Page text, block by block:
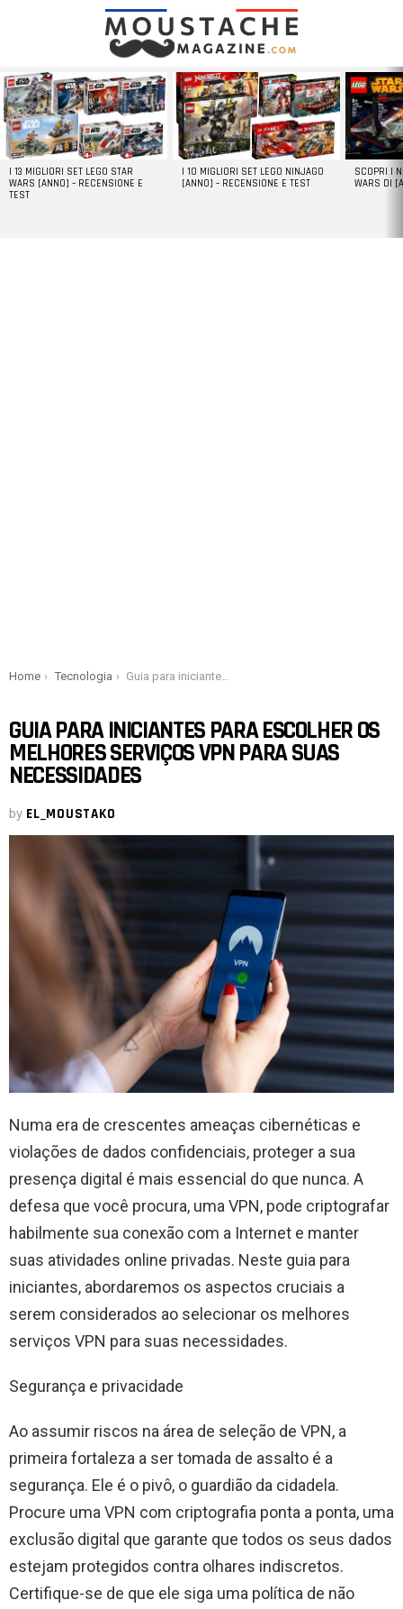
LATEST
STORIES
I 13 MIGLIORI SET LEGO STAR
WARS [ANNO] – RECENSIONE E
TEST
I 10 MIGLIORI SET LEGO NINJAGO
[ANNO] – RECENSIONE E TEST
SCOPRI I
WARS DI
You are here:
Home Tecnologia Guia para iniciantes para escolher os melhores serviços VPN para suas necessidades
GUIA PARA INICIANTES PARA ESCOLHER OS
MELHORES SERVIÇOS VPN PARA SUAS
NECESSIDADES
by EL_MOUSTAKO
Numa era de crescentes ameaças cibernéticas e
violações de dados confidenciais, proteger a sua
presença digital é mais essencial do que nunca. A
defesa que você procura, uma VPN, pode criptografar
habilmente sua conexão com a Internet e manter
suas atividades online privadas. Neste guia para
iniciantes, abordaremos os aspectos cruciais a
serem considerados ao selecionar os melhores
serviços VPN para suas necessidades.
Segurança e privacidade
Ao assumir riscos na área de seleção de VPN, a
primeira fortaleza a ser tomada de assalto é a
segurança. Ele é o pivô, o guardião da cidadela.
Procure uma VPN com criptografia ponta a ponta, uma
exclusão digital que garante que todos os seus dados
estejam protegidos contra olhares indiscretos.
Certifique-se de que ele siga uma política de não